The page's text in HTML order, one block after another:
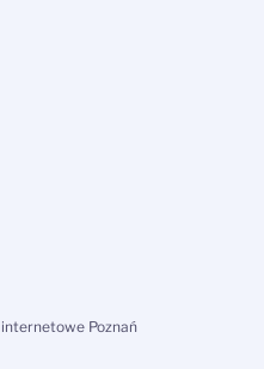
Poznań